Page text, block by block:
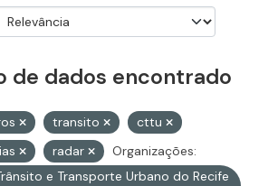
de dados encontrado
transito
cttu
radar
Organizações:
e Transporte Urbano do Recife